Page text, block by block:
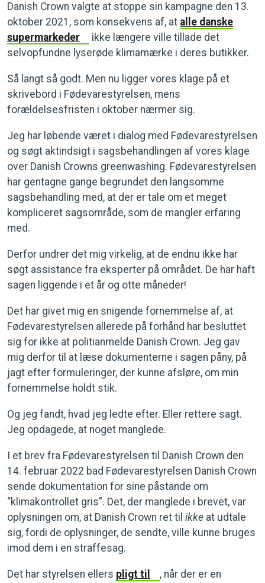
Danish Crown valgte at stoppe sin kampagne den 13.
oktober 2021, som konsekvens af, at alle danske
supermarkeder
ikke længere ville tillade det
selvopfundne lyserøde klimamærke i deres butikker.
Så langt så godt. Men nu ligger vores klage på et
skrivebord i Fødevarestyrelsen, mens
forældelsesfristen i oktober nærmer sig.
Jeg har løbende været i dialog med Fødevarestyrelsen
og søgt aktindsigt i sagsbehandlingen af vores klage
over Danish Crowns greenwashing. Fødevarestyrelsen
har gentagne gange begrundet den langsomme
sagsbehandling med, at der er tale om et meget
kompliceret sagsområde, som de mangler erfaring
med.
Derfor undrer det mig virkelig, at de endnu ikke har
søgt assistance fra eksperter på området. De har haft
sagen liggende i et år og otte måneder!
Det har givet mig en snigende fornemmelse af, at
Fødevarestyrelsen allerede på forhånd har besluttet
sig for ikke at politianmelde Danish Crown. Jeg gav
mig derfor til at læse dokumenterne i sagen påny, på
jagt efter formuleringer, der kunne afsløre, om min
fornemmelse holdt stik.
Og jeg fandt, hvad jeg ledte efter. Eller rettere sagt.
Jeg opdagede, at noget manglede.
I et brev fra Fødevarestyrelsen til Danish Crown den
14. februar 2022 bad Fødevarestyrelsen Danish Crown
sende dokumentation for sine påstande om
“klimakontrollet gris”. Det, der manglede i brevet, var
oplysningen om, at Danish Crown ret til ikke at udtale
sig, fordi de oplysninger, de sendte, ville kunne bruges
imod dem i en straffesag.
Det har styrelsen ellers pligt til
, når der er en